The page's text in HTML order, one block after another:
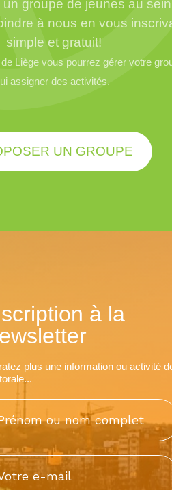
groupe de jeunes au
à nous en vous
simple et gratuit!
Liège vous pourrez gérer votre
assigner des activités.
UN GROUPE
à la
plus une information ou activité